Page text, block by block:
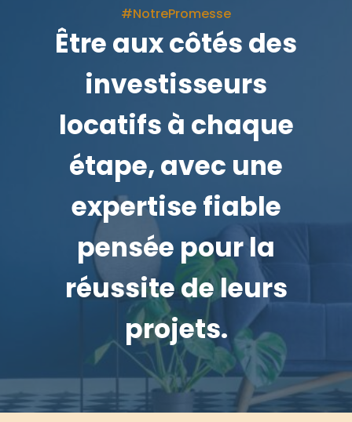
#NotrePromesse
Être aux côtés des
investisseurs
locatifs à chaque
étape, avec une
expertise fiable
pensée pour la
réussite de leurs
projets.